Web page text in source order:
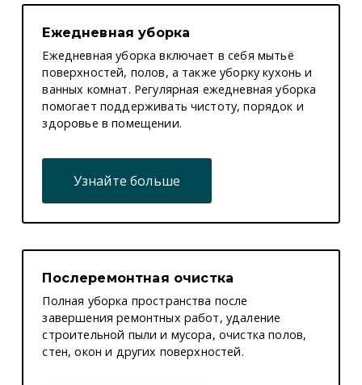
Ежедневная уборка
Ежедневная уборка включает в себя мытьё
поверхностей, полов, а также уборку кухонь и
ванных комнат. Регулярная ежедневная уборка
помогает поддерживать чистоту, порядок и
здоровье в помещении.
Узнайте больше
Послеремонтная очистка
Полная уборка пространства после
завершения ремонтных работ, удаление
строительной пыли и мусора, очистка полов,
стен, окон и других поверхностей.